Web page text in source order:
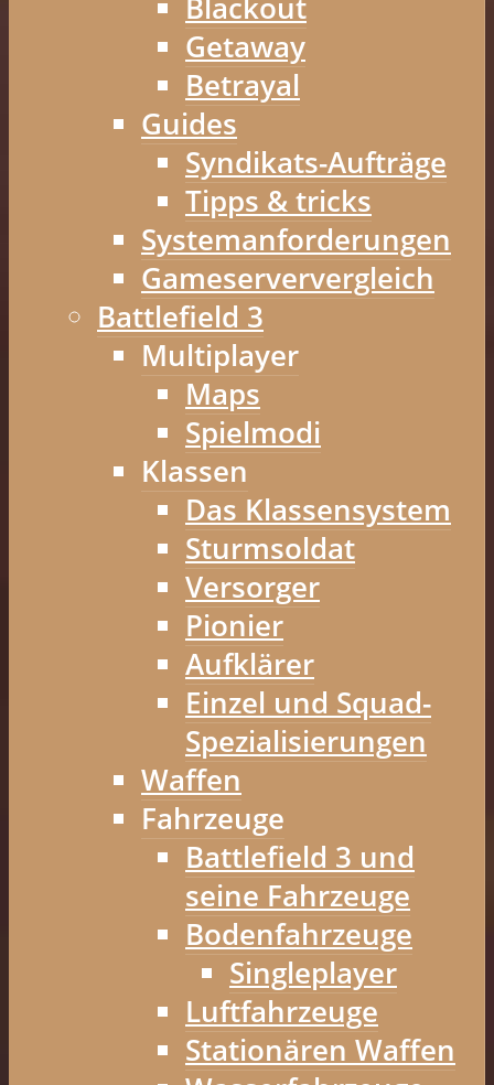
Blackout
Getaway
Betrayal
Guides
Syndikats-Aufträge
Tipps & tricks
Systemanforderungen
Gameserververgleich
Battlefield 3
Multiplayer
Maps
Spielmodi
Klassen
Das Klassensystem
Sturmsoldat
Versorger
Pionier
Aufklärer
Einzel und Squad-
Spezialisierungen
Waffen
Fahrzeuge
Battlefield 3 und
seine Fahrzeuge
Bodenfahrzeuge
Singleplayer
Luftfahrzeuge
Stationären Waffen